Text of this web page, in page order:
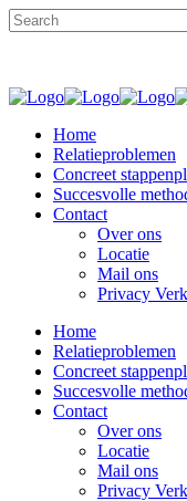
Home
Relatieproblemen
Concreet
Succesvolle
Contact
Over ons
Locatie
Mail ons
Privacy
Home
Relatieproblemen
Concreet
Succesvolle
Contact
Over ons
Locatie
Mail ons
Privacy